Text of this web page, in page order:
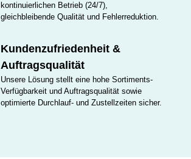
kontinuierlichen Betrieb (24/7),
gleichbleibende Qualität und Fehlerreduktion.
Kundenzufriedenheit &
Auftragsqualität
Unsere Lösung stellt eine hohe Sortiments-
Verfügbarkeit und Auftragsqualität sowie
optimierte Durchlauf- und Zustellzeiten sicher.